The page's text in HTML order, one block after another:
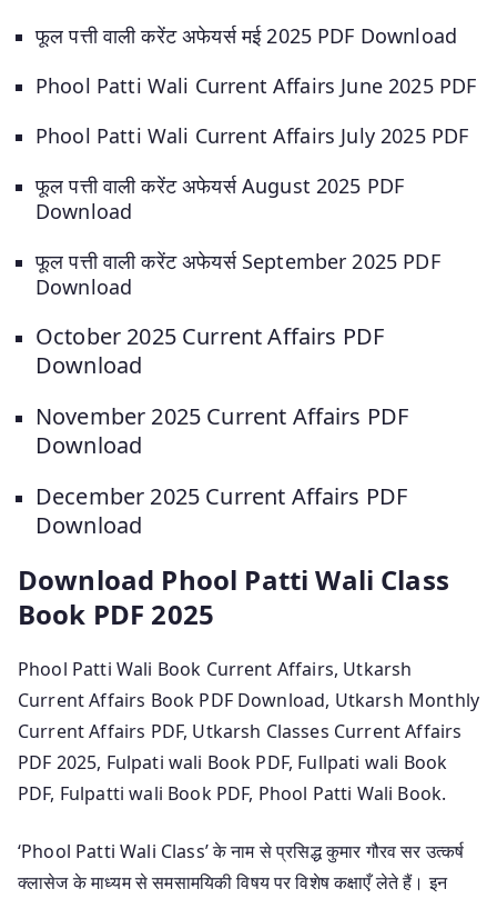
फूल पत्ती वाली करेंट अफेयर्स मई 2025 PDF Download
Phool Patti Wali Current Affairs June 2025 PDF
Phool Patti Wali Current Affairs July 2025 PDF
फूल पत्ती वाली करेंट अफेयर्स August 2025 PDF
Download
फूल पत्ती वाली करेंट अफेयर्स September 2025 PDF
Download
October 2025 Current Affairs PDF
Download
November 2025 Current Affairs PDF
Download
December 2025 Current Affairs PDF
Download
Download Phool Patti Wali Class
Book PDF 2025
Phool Patti Wali Book Current Affairs, Utkarsh
Current Affairs Book PDF Download, Utkarsh Monthly
Current Affairs PDF, Utkarsh Classes Current Affairs
PDF 2025, Fulpati wali Book PDF, Fullpati wali Book
PDF, Fulpatti wali Book PDF, Phool Patti Wali Book.
‘Phool Patti Wali Class’ के नाम से प्रसिद्ध कुमार गौरव सर उत्कर्ष
क्लासेज के माध्यम से समसामयिकी विषय पर विशेष कक्षाएँ लेते हैं। इन